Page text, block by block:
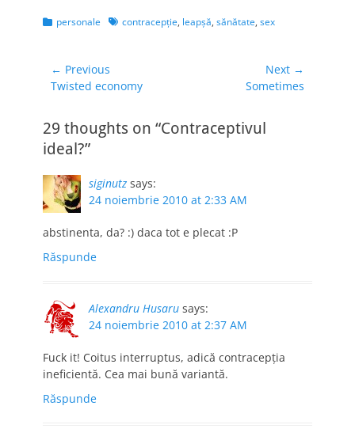
Sexuală [SECS],
vineri, 26
ocazia Zilei
Mondiale a
Contracepţiei. Anul
incidența sarcinilor
la adolescente,
ocazie cu care SECS,
cu sprijinul
companiei Bayer
Schering Pharma,
Bucureşti şi în…
Categories
personale Tagscontracepție, leapşă, sănătate, sex
Navigare
în
← Previous
Previous
Twisted economy
Next →
Sometimes
29 thoughts on “Contraceptivul
ideal?”
siginutz says:
24 noiembrie 2010 at 2:33 AM
abstinenta, da? :) daca tot e plecat :P
Răspunde
Alexandru Husaru says:
24 noiembrie 2010 at 2:37 AM
Fuck it! Coitus interruptus, adică contracepția
ineficientă. Cea mai bună variantă.
Răspunde